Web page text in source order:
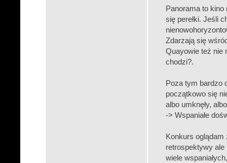
Panorama to
się perełki. Jeśli
Zdarzają się
Quayowie też nie
chodzi?.
Poza tym bardzo
początkowo się
albo umknęły,
-> Wspaniałe
Konkurs
retrospektywy ale
wiele